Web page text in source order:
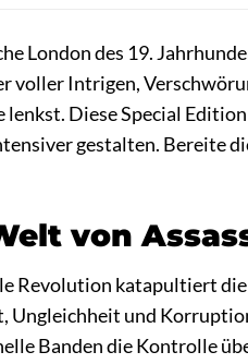
London des 19.
voller Intrigen,
lenkst. Diese Special
gestalten. Bereite
von
Revolution katapultiert
Ungleichheit und
Banden die Kontrolle